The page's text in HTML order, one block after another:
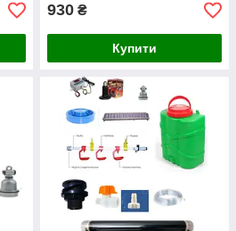
930 ₴
Купити